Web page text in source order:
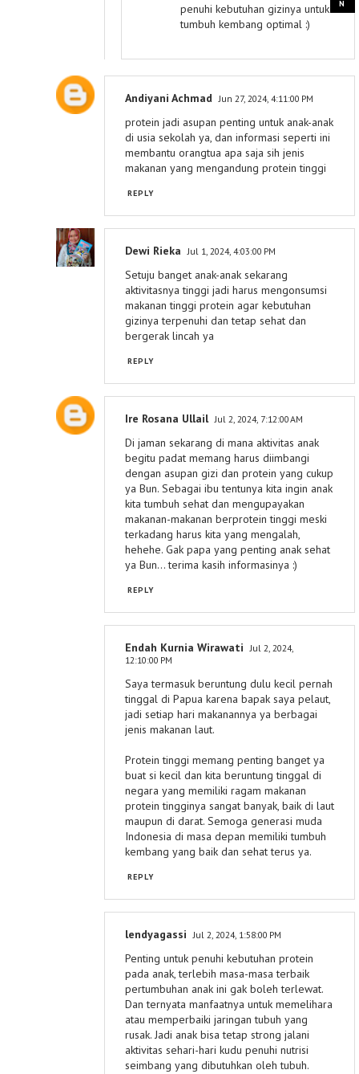
penuhi kebutuhan gizinya untuk
tumbuh kembang optimal :)
Andiyani Achmad Jun 27, 2024, 4:11:00 PM
protein jadi asupan penting untuk anak-anak
di usia sekolah ya, dan informasi seperti ini
membantu orangtua apa saja sih jenis
makanan yang mengandung protein tinggi
REPLY
Dewi Rieka Jul 1, 2024, 4:03:00 PM
Setuju banget anak-anak sekarang
aktivitasnya tinggi jadi harus mengonsumsi
makanan tinggi protein agar kebutuhan
gizinya terpenuhi dan tetap sehat dan
bergerak lincah ya
REPLY
Ire Rosana Ullail Jul 2, 2024, 7:12:00 AM
Di jaman sekarang di mana aktivitas anak
begitu padat memang harus diimbangi
dengan asupan gizi dan protein yang cukup
ya Bun. Sebagai ibu tentunya kita ingin anak
kita tumbuh sehat dan mengupayakan
makanan-makanan berprotein tinggi meski
terkadang harus kita yang mengalah,
hehehe. Gak papa yang penting anak sehat
ya Bun... terima kasih informasinya :)
REPLY
Endah Kurnia Wirawati Jul 2, 2024,
12:10:00 PM
Saya termasuk beruntung dulu kecil pernah
tinggal di Papua karena bapak saya pelaut,
jadi setiap hari makanannya ya berbagai
jenis makanan laut.
Protein tinggi memang penting banget ya
buat si kecil dan kita beruntung tinggal di
negara yang memiliki ragam makanan
protein tingginya sangat banyak, baik di laut
maupun di darat. Semoga generasi muda
Indonesia di masa depan memiliki tumbuh
kembang yang baik dan sehat terus ya.
REPLY
lendyagassi Jul 2, 2024, 1:58:00 PM
Penting untuk penuhi kebutuhan protein
pada anak, terlebih masa-masa terbaik
pertumbuhan anak ini gak boleh terlewat.
Dan ternyata manfaatnya untuk memelihara
atau memperbaiki jaringan tubuh yang
rusak. Jadi anak bisa tetap strong jalani
aktivitas sehari-hari kudu penuhi nutrisi
seimbang yang dibutuhkan oleh tubuh.